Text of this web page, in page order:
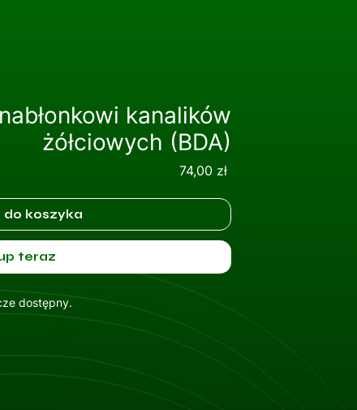
kanalików
żółciowych (BDA)
74,00 złCena
do koszyka
teraz
dostępny.